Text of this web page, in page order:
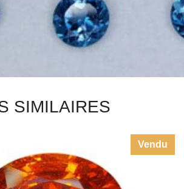
SIMILAIRES
Vendu